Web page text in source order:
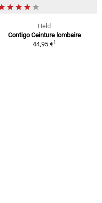
Held
Contigo Ceinture lombaire
44,95 €1